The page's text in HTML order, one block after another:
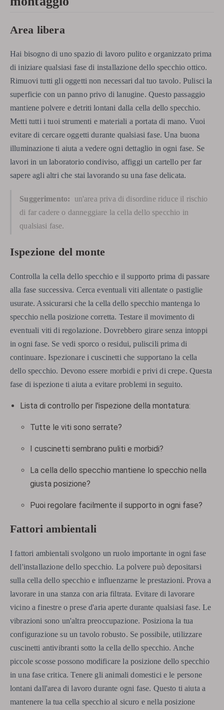
Area libera
Hai bisogno di uno spazio di lavoro pulito e organizzato prima
di iniziare qualsiasi fase di installazione dello specchio ottico.
Rimuovi tutti gli oggetti non necessari dal tuo tavolo. Pulisci la
superficie con un panno privo di lanugine. Questo passaggio
mantiene polvere e detriti lontani dalla cella dello specchio.
Metti tutti i tuoi strumenti e materiali a portata di mano. Vuoi
evitare di cercare oggetti durante qualsiasi fase. Una buona
illuminazione ti aiuta a vedere ogni dettaglio in ogni fase. Se
lavori in un laboratorio condiviso, affiggi un cartello per far
sapere agli altri che stai lavorando su una fase delicata.
Suggerimento:
un'area priva di disordine riduce il rischio
di far cadere o danneggiare la cella dello specchio in
qualsiasi fase.
Ispezione del monte
Controlla la cella dello specchio e il supporto prima di passare
alla fase successiva. Cerca eventuali viti allentate o pastiglie
usurate. Assicurarsi che la cella dello specchio mantenga lo
specchio nella posizione corretta. Testare il movimento di
eventuali viti di regolazione. Dovrebbero girare senza intoppi
in ogni fase. Se vedi sporco o residui, puliscili prima di
continuare. Ispezionare i cuscinetti che supportano la cella
dello specchio. Devono essere morbidi e privi di crepe. Questa
fase di ispezione ti aiuta a evitare problemi in seguito.
Lista di controllo per l'ispezione della montatura:
Tutte le viti sono serrate?
I cuscinetti sembrano puliti e morbidi?
La cella dello specchio mantiene lo specchio nella
giusta posizione?
Puoi regolare facilmente il supporto in ogni fase?
Fattori ambientali
I fattori ambientali svolgono un ruolo importante in ogni fase
dell'installazione dello specchio. La polvere può depositarsi
sulla cella dello specchio e influenzarne le prestazioni. Prova a
lavorare in una stanza con aria filtrata. Evitare di lavorare
vicino a finestre o prese d'aria aperte durante qualsiasi fase. Le
vibrazioni sono un'altra preoccupazione. Posiziona la tua
configurazione su un tavolo robusto. Se possibile, utilizzare
cuscinetti antivibranti sotto la cella dello specchio. Anche
piccole scosse possono modificare la posizione dello specchio
in una fase critica. Tenere gli animali domestici e le persone
lontani dall'area di lavoro durante ogni fase. Questo ti aiuta a
mantenere la tua cella specchio al sicuro e nella posizione